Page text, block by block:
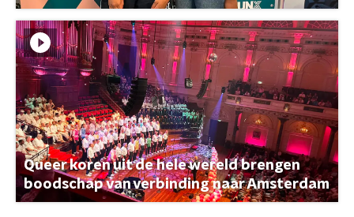
Queer koren uit de hele wereld brengen
boodschap van verbinding naar Amsterdam